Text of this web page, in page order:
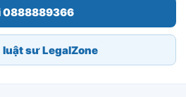
0888889366
luật sư LegalZone